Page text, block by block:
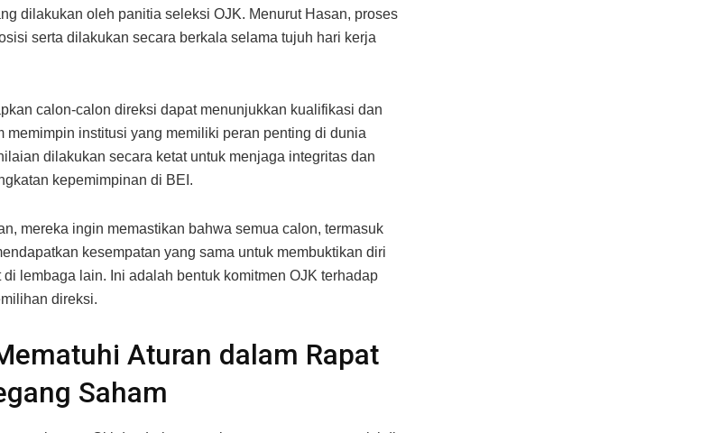
dilakukan oleh panitia seleksi OJK. Menurut Hasan, proses
serta dilakukan secara berkala selama tujuh hari kerja
calon-calon direksi dapat menunjukkan kualifikasi dan
memimpin institusi yang memiliki peran penting di dunia
dilakukan secara ketat untuk menjaga integritas dan
kepemimpinan di BEI.
mereka ingin memastikan bahwa semua calon, termasuk
kesempatan yang sama untuk membuktikan diri
lembaga lain. Ini adalah bentuk komitmen OJK terhadap
direksi.
Aturan dalam Rapat
Saham